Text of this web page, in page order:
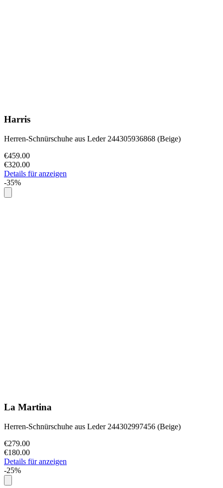
Harris
Herren-Schnürschuhe aus Leder 244305936868 (Beige)
€459.00
€320.00
Details für anzeigen
-35%
La Martina
Herren-Schnürschuhe aus Leder 244302997456 (Beige)
€279.00
€180.00
Details für anzeigen
-25%